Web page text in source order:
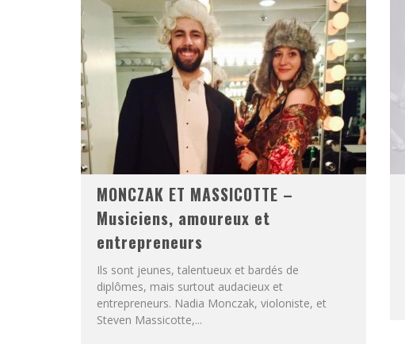
MONCZAK ET MASSICOTTE –
Musiciens, amoureux et
entrepreneurs
Ils sont jeunes, talentueux et bardés de
diplômes, mais surtout audacieux et
entrepreneurs. Nadia Monczak, violoniste, et
Steven Massicotte,...